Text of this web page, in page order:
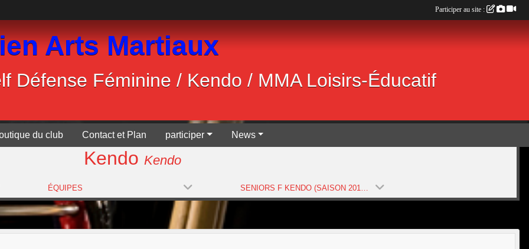
Arts Martiaux
Défense Féminine / Kendo / MMA Loisirs-Éducatif
du club Contact et Plan participer News
Kendo Kendo
ÉQUIPES SENIORS F KENDO (SAISON 2019-2020)
Participer au site :